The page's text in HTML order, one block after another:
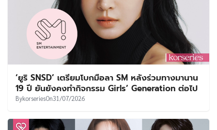
‘ยูริ SNSD’ เตรียมโบกมือลา SM หลังร่วมทางมานาน
19 ปี ยันยังคงทำกิจกรรม Girls’ Generation ต่อไป
BykorseriesOn31/07/2026